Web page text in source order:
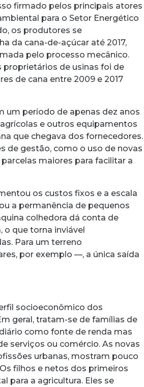
firmado pelos principais atores
para o Setor Energético
os produtores se
da cana-de-açúcar até 2017,
pelo processo mecânico.
proprietários de usinas foi de
de cana entre 2009 e 2017
um período de apenas dez anos
e outros equipamentos
que chegava dos fornecedores.
de gestão, como o uso de novas
maiores para facilitar a
os custos fixos e a escala
a permanência de pequenos
colhedora dá conta de
o que torna inviável
Para um terreno
por exemplo —, a única saída
socioeconômico dos
geral, tratam-se de famílias de
como fonte de renda mas
serviços ou comércio. As novas
urbanas, mostram pouco
filhos e netos dos primeiros
para a agricultura. Eles se